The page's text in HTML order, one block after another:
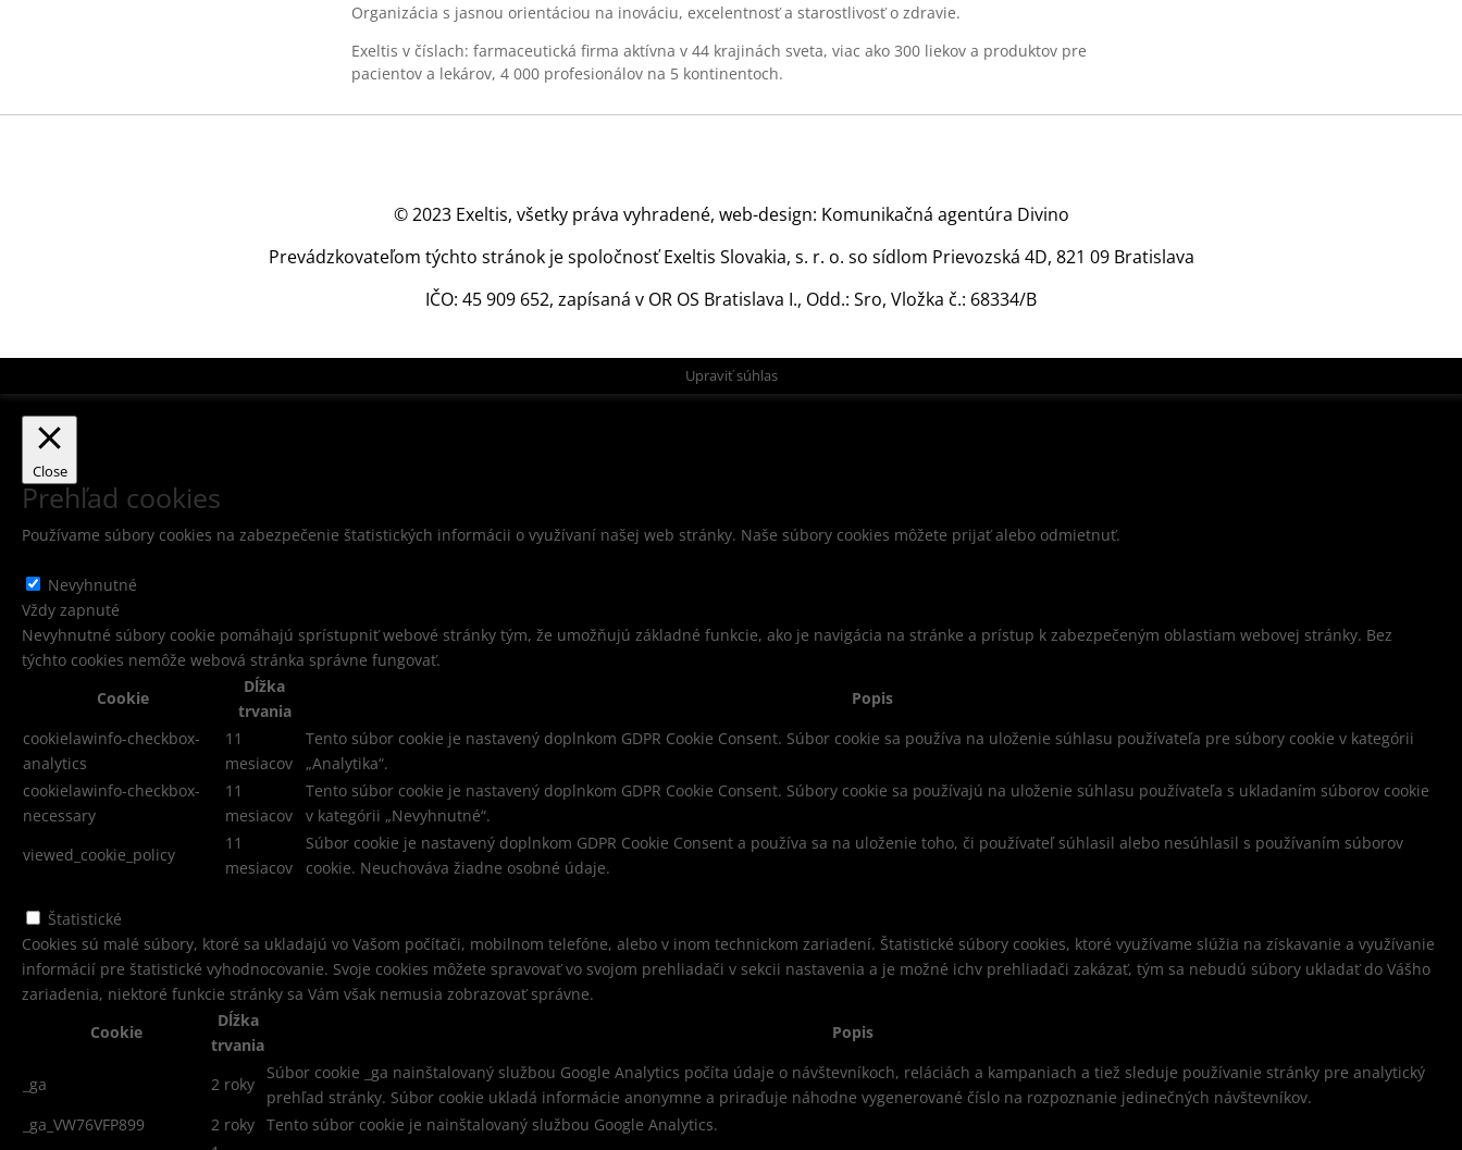
Organizácia s jasnou orientáciou na inováciu, excelentnosť a starostlivosť o zdravie.
Exeltis v číslach: farmaceutická firma aktívna v 44 krajinách sveta, viac ako 300 liekov a produktov pre
pacientov a lekárov, 4 000 profesionálov na 5 kontinentoch.
© 2023 Exeltis, všetky práva vyhradené, web-design: Komunikačná agentúra Divino
Prevádzkovateľom týchto stránok je spoločnosť Exeltis Slovakia, s. r. o. so sídlom Prievozská 4D, 821 09 Bratislava
IČO: 45 909 652, zapísaná v OR OS Bratislava I., Odd.: Sro, Vložka č.: 68334/B
Upraviť súhlas
Close
Prehľad cookies
Používame súbory cookies na zabezpečenie štatistických informácii o využívaní našej web stránky. Naše súbory cookies môžete prijať alebo odmietnuť.
Nevyhnutné
Vždy zapnuté
Nevyhnutné súbory cookie pomáhajú sprístupniť webové stránky tým, že umožňujú základné funkcie, ako je navigácia na stránke a prístup k zabezpečeným oblastiam webovej stránky. Bez
týchto cookies nemôže webová stránka správne fungovať.
Cookie
Dĺžka
trvania
Popis
cookielawinfo-checkbox-
analytics
11
mesiacov
Tento súbor cookie je nastavený doplnkom GDPR Cookie Consent. Súbor cookie sa používa na uloženie súhlasu používateľa pre súbory cookie v kategórii
„Analytika“.
cookielawinfo-checkbox-
necessary
11
mesiacov
Tento súbor cookie je nastavený doplnkom GDPR Cookie Consent. Súbory cookie sa používajú na uloženie súhlasu používateľa s ukladaním súborov cookie
v kategórii „Nevyhnutné“.
viewed_cookie_policy
11
mesiacov
Súbor cookie je nastavený doplnkom GDPR Cookie Consent a používa sa na uloženie toho, či používateľ súhlasil alebo nesúhlasil s používaním súborov
cookie. Neuchováva žiadne osobné údaje.
Štatistické
Cookies sú malé súbory, ktoré sa ukladajú vo Vašom počítači, mobilnom telefóne, alebo v inom technickom zariadení. Štatistické súbory cookies, ktoré využívame slúžia na získavanie a využívanie
informácií pre štatistické vyhodnocovanie. Svoje cookies môžete spravovať vo svojom prehliadači v sekcii nastavenia a je možné ichv prehliadači zakázať, tým sa nebudú súbory ukladať do Vášho
zariadenia, niektoré funkcie stránky sa Vám však nemusia zobrazovať správne.
Cookie
Dĺžka
trvania
Popis
_ga 2 roky
Súbor cookie _ga nainštalovaný službou Google Analytics počíta údaje o návštevníkoch, reláciách a kampaniach a tiež sleduje používanie stránky pre analytický
prehľad stránky. Súbor cookie ukladá informácie anonymne a priraďuje náhodne vygenerované číslo na rozpoznanie jedinečných návštevníkov.
_ga_VW76VFP899
2 roky Tento súbor cookie je nainštalovaný službou Google Analytics.